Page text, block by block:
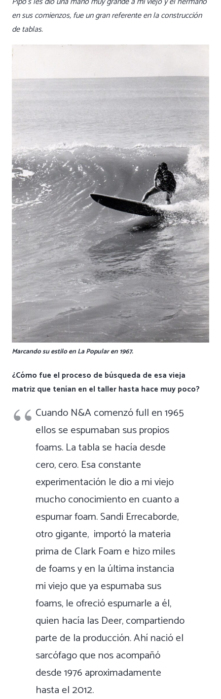
en sus comienzos, fue un gran referente en la construcción
de tablas.
Marcando su estilo en La Popular en 1967.
¿Cómo fue el proceso de búsqueda de esa vieja
matriz que tenían en el taller hasta hace muy poco?
Cuando N&A comenzó full en 1965
ellos se espumaban sus propios
foams. La tabla se hacía desde
cero, cero. Esa constante
experimentación le dio a mi viejo
mucho conocimiento en cuanto a
espumar foam. Sandi Errecaborde,
otro gigante, importó la materia
prima de Clark Foam e hizo miles
de foams y en la última instancia
mi viejo que ya espumaba sus
foams, le ofreció espumarle a él,
quien hacía las Deer, compartiendo
parte de la producción. Ahí nació el
sarcófago que nos acompañó
desde 1976 aproximadamente
hasta el 2012.